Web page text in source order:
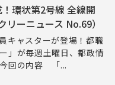
環状第2号線 全線開
ーニュース No.69）
キャスターが登場！都職
」が毎週土曜日、都政情
回の内容 「...